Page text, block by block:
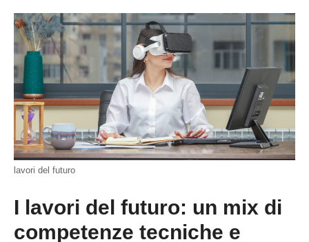
lavori del futuro
I lavori del futuro: un mix di
competenze tecniche e